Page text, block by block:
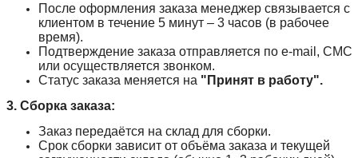
После оформления заказа менеджер связывается с
клиентом в течение 5 минут – 3 часов (в рабочее
время).
Подтверждение заказа отправляется по e-mail, СМС
или осуществляется звонком.
Статус заказа меняется на "Принят в работу".
3. Сборка заказа:
Заказ передаётся на склад для сборки.
Срок сборки зависит от объёма заказа и текущей